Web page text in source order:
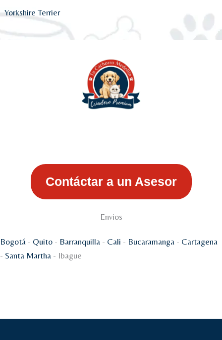
Yorkshire Terrier
Contáctar a un Asesor
Envios
Bogotá - Quito - Barranquilla - Cali - Bucaramanga - Cartagena
- Santa Martha - Ibague